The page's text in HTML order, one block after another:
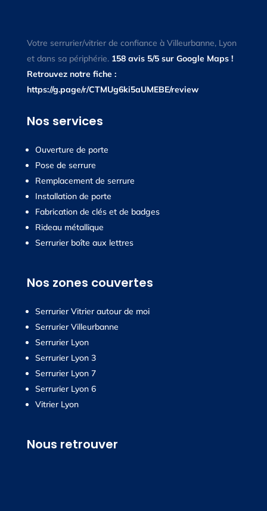
Votre serrurier/vitrier de confiance à Villeurbanne, Lyon
et dans sa périphérie. 158 avis 5/5 sur Google Maps !
Retrouvez notre fiche :
https://g.page/r/CTMUg6ki5aUMEBE/review
Nos services
Ouverture de porte
Pose de serrure
Remplacement de serrure
Installation de porte
Fabrication de clés et de badges
Rideau métallique
Serrurier boîte aux lettres
Nos zones couvertes
Serrurier Vitrier autour de moi
Serrurier Villeurbanne
Serrurier Lyon
Serrurier Lyon 3
Serrurier Lyon 7
Serrurier Lyon 6
Vitrier Lyon
Nous retrouver